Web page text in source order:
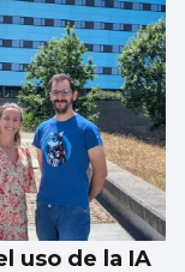
uso de la IA